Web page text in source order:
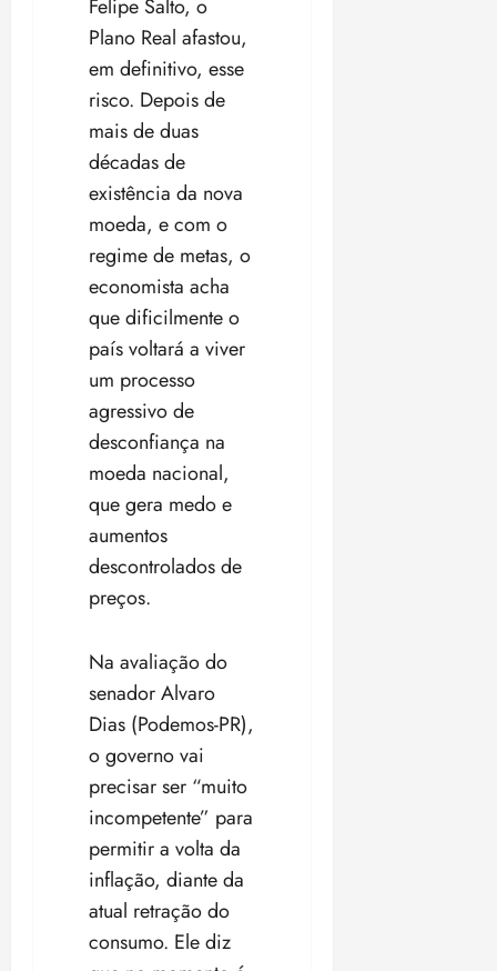
Felipe Salto, o
Plano Real afastou,
em definitivo, esse
risco. Depois de
mais de duas
décadas de
existência da nova
moeda, e com o
regime de metas, o
economista acha
que dificilmente o
país voltará a viver
um processo
agressivo de
desconfiança na
moeda nacional,
que gera medo e
aumentos
descontrolados de
preços.
Na avaliação do
senador Alvaro
Dias (Podemos-PR),
o governo vai
precisar ser “muito
incompetente” para
permitir a volta da
inflação, diante da
atual retração do
consumo. Ele diz